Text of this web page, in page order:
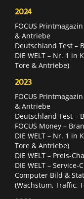
2024
FOCUS
& Antriebe
Deutschland Test –
DIE WELT – Nr. 1
Tore & Antriebe)
2023
FOCUS
& Antriebe
Deutschland Test –
FOCUS Money –
DIE WELT – Nr. 1
Tore & Antriebe)
DIE WELT – Preis-
DIE WELT –
Computer Bild &
(Wachstum, Traffic,